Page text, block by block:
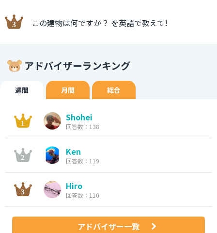
この建物は何ですか？ を英語で教えて!
アドバイザーランキング
週間 月間 総合
Shohei
回答数：138
Ken
回答数：119
Hiro
回答数：110
アドバイザー一覧